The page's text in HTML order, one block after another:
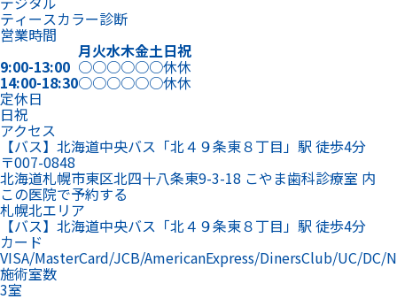
ティースカラー診断
営業時間
月火水木金土日祝
9:00-13:00 ○○○○○○休休
14:00-18:30○○○○○○休休
定休日
日祝
アクセス
【バス】北海道中央バス「北４９条東８丁目」駅 徒歩4分
〒007-0848
北海道札幌市東区北四十八条東9-3-18 こやま歯科診療室 内
この医院で予約する
札幌北エリア
【バス】北海道中央バス「北４９条東８丁目」駅 徒歩4分
カード
VISA/MasterCard/JCB/AmericanExpress/DinersClub/UC/DC/
施術室数
3室